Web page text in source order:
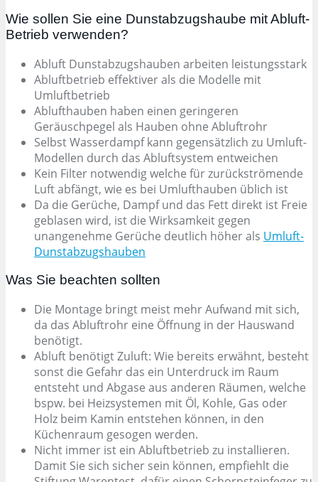
Wie sollen Sie eine Dunstabzugshaube mit Abluft-
Betrieb verwenden?
Abluft Dunstabzugshauben arbeiten leistungsstark
Abluftbetrieb effektiver als die Modelle mit
Umluftbetrieb
Ablufthauben haben einen geringeren
Geräuschpegel als Hauben ohne Abluftrohr
Selbst Wasserdampf kann gegensätzlich zu Umluft-
Modellen durch das Abluftsystem entweichen
Kein Filter notwendig welche für zurückströmende
Luft abfängt, wie es bei Umlufthauben üblich ist
Da die Gerüche, Dampf und das Fett direkt ist Freie
geblasen wird, ist die Wirksamkeit gegen
unangenehme Gerüche deutlich höher als Umluft-
Dunstabzugshauben
Was Sie beachten sollten
Die Montage bringt meist mehr Aufwand mit sich,
da das Abluftrohr eine Öffnung in der Hauswand
benötigt.
Abluft benötigt Zuluft: Wie bereits erwähnt, besteht
sonst die Gefahr das ein Unterdruck im Raum
entsteht und Abgase aus anderen Räumen, welche
bspw. bei Heizsystemen mit Öl, Kohle, Gas oder
Holz beim Kamin entstehen können, in den
Küchenraum gesogen werden.
Nicht immer ist ein Abluftbetrieb zu installieren.
Damit Sie sich sicher sein können, empfiehlt die